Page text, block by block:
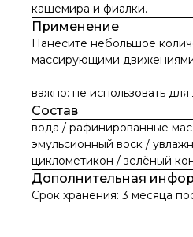
кашемира и фиалки.
Применение
Нанесите небольшое
массирующими
важно: не использовать для
Состав
вода / рафинированные
эмульсионный воск /
циклометикон / зелёный
Дополнительная
Срок хранения: 3 месяца